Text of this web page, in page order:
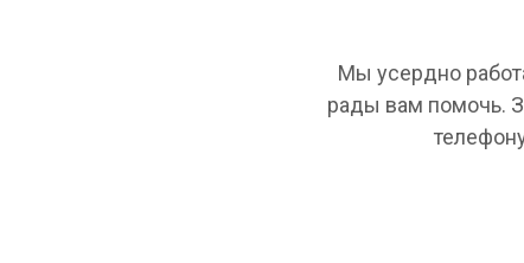
Мы усердно
рады вам помочь.